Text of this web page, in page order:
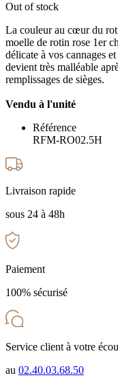
Out of stock
La couleur au cœur du
moelle de rotin rose 1er
délicate à vos cannages
devient très malléable
remplissages de sièges.
Vendu à l'unité
Référence
RFM-RO02.5H
Livraison rapide
sous 24 à 48h
Paiement
100% sécurisé
Service client à votre
au 02.40.03.68.50